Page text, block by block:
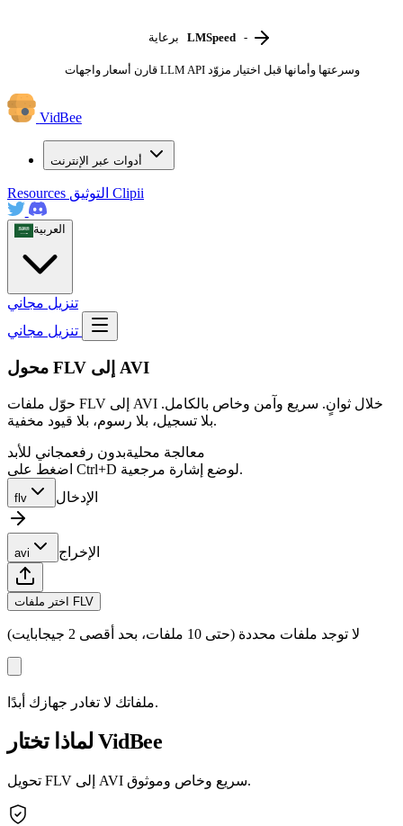
برعاية LMSpeed -
قارن أسعار واجهات LLM API وسرعتها وأمانها قبل اختيار مزوّد
VidBee
أدوات عبر الإنترنت
Resources Clipii
العربية
تنزيل مجاني
محول FLV إلى AVI
حوّل ملفات FLV إلى AVI خلال ثوانٍ. سريع وآمن وخاص بالكامل.
بلا تسجيل، بلا رسوم، بلا قيود مخفية.
معالجة محليةبدون رفعمجاني للأبد
اضغط على Ctrl+D لوضع إشارة مرجعية.
flv الإدخال
avi الإخراج
اختر ملفات FLV
لا توجد ملفات محددة (حتى 10 ملفات، بحد أقصى 2 جيجابايت)
ملفاتك لا تغادر جهازك أبدًا.
لماذا تختار VidBee
تحويل FLV إلى AVI سريع وخاص وموثوق.